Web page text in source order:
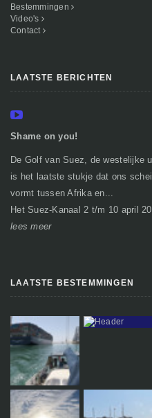
Bestemmingen
Video's
Contact
LAATSTE BERICHTEN
Shame on you!
De Golf van Suez, de westelijke
is het laatste stukje dat ons
vormt tussen Afrika en...
Het Suez-Kanaal 2 t/m 10 april
lees meer
LAATSTE BESTEMMINGEN